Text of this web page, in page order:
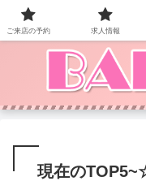
BAR CIEL
現在の
ご来店の予約 求人情報